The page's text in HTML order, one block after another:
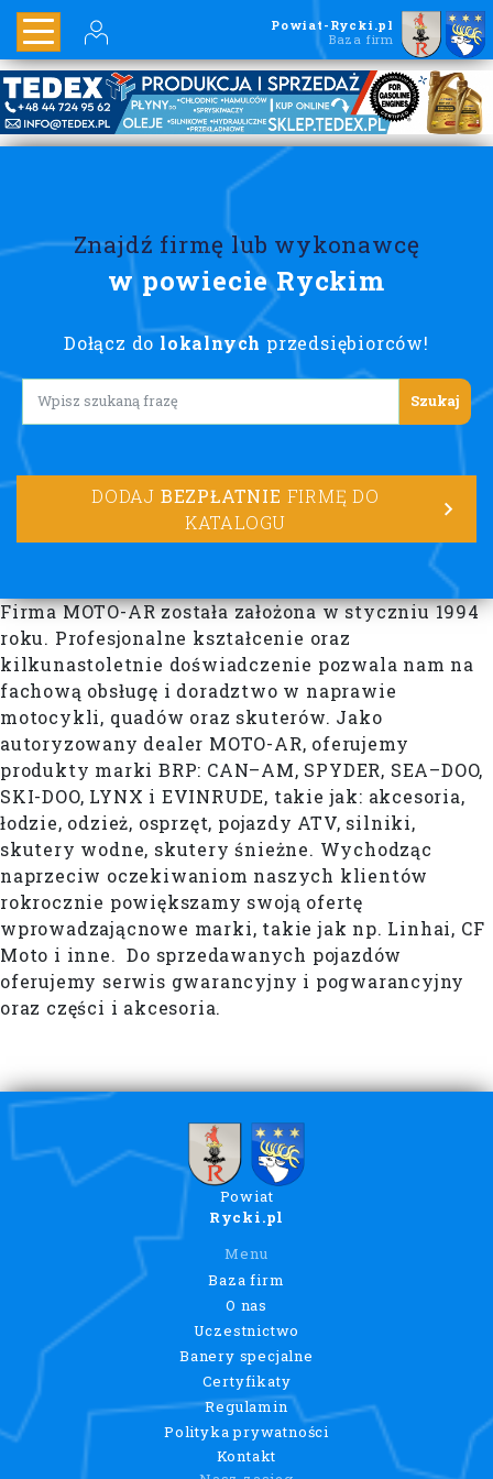
Powiat-Rycki.pl
Baza firm
Znajdź firmę lub wykonawcę
w powiecie Ryckim
Dołącz do lokalnych przedsiębiorców!
Lorem ipsum
DODAJ BEZPŁATNIE FIRMĘ DO
KATALOGU
Firma MOTO-AR została założona w styczniu 1994
roku. Profesjonalne kształcenie oraz
kilkunastoletnie doświadczenie pozwala nam na
fachową obsługę i doradztwo w naprawie
motocykli, quadów oraz skuterów. Jako
autoryzowany dealer MOTO-AR, oferujemy
produkty marki BRP: CAN–AM, SPYDER, SEA–DOO,
SKI-DOO, LYNX i EVINRUDE, takie jak: akcesoria,
łodzie, odzież, osprzęt, pojazdy ATV, silniki,
skutery wodne, skutery śnieżne. Wychodząc
naprzeciw oczekiwaniom naszych klientów
rokrocznie powiększamy swoją ofertę
wprowadzającnowe marki, takie jak np. Linhai, CF
Moto i inne. Do sprzedawanych pojazdów
oferujemy serwis gwarancyjny i pogwarancyjny
oraz części i akcesoria.
Powiat
Rycki.pl
Menu
Baza firm
O nas
Uczestnictwo
Banery specjalne
Certyfikaty
Regulamin
Polityka prywatności
Kontakt